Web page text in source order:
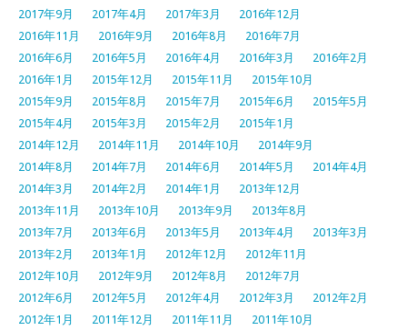
2017年9月
2017年4月 2017年3月
2016年12月
2016年11月
2016年9月 2016年8月
2016年7月
2016年6月
2016年5月 2016年4月 2016年3月
2016年2月
2016年1月
2015年12月 2015年11月
2015年10月
2015年9月
2015年8月 2015年7月 2015年6月
2015年5月
2015年4月
2015年3月 2015年2月
2015年1月
2014年12月
2014年11月 2014年10月
2014年9月
2014年8月
2014年7月 2014年6月 2014年5月
2014年4月
2014年3月
2014年2月 2014年1月
2013年12月
2013年11月
2013年10月 2013年9月
2013年8月
2013年7月
2013年6月 2013年5月 2013年4月
2013年3月
2013年2月
2013年1月 2012年12月
2012年11月
2012年10月
2012年9月 2012年8月
2012年7月
2012年6月
2012年5月 2012年4月 2012年3月
2012年2月
2012年1月
2011年12月 2011年11月
2011年10月